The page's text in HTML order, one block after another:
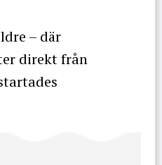
– där
direkt från